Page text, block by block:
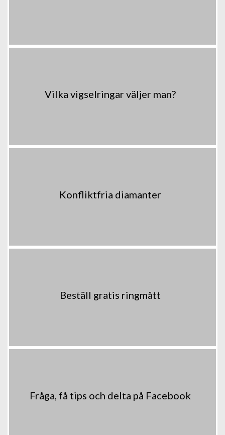
Vilka vigselringar väljer man?
Konfliktfria diamanter
Beställ gratis ringmått
Fråga, få tips och delta på Facebook